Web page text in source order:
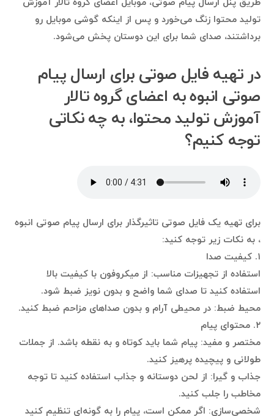
تولید محتوا زنگ می‌خورد و پس از اینکه گوشی موبایل رو
برداشتند، صدای شما برای این دوستان پخش می‌شود.
در تهیه فایل صوتی برای ارسال پیام
صوتی انبوه به اعضای گروه تالار
آموزش تولید محتوا، به چه نکاتی
توجه کنیم؟
برای تهیه یک فایل صوتی تاثیرگذار برای ارسال پیام صوتی انبوه
، به نکات زیر توجه کنید:
۱. کیفیت صدا
استفاده از تجهیزات مناسب: از میکروفون با کیفیت بالا
استفاده کنید تا صدای شما واضح و بدون نویز ضبط شود.
محیط ضبط: در محیطی آرام و بدون صداهای مزاحم ضبط کنید.
۲. محتوای پیام
مختصر و مفید: پیام شما باید کوتاه و به نقطه باشد. از جملات
طولانی و پیچیده پرهیز کنید.
جذاب و گیرا: از لحن دوستانه و جذاب استفاده کنید تا توجه
مخاطب را جلب کنید.
شخصی‌سازی: اگر ممکن است، پیام را به گونه‌ای تنظیم کنید